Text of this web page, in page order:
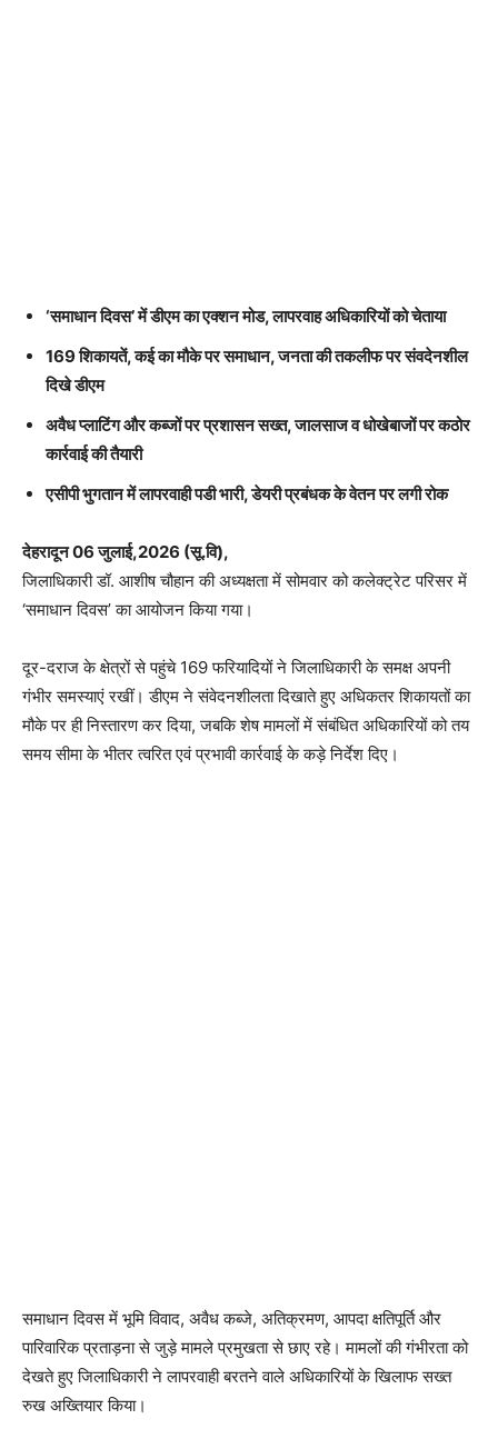
‘समाधान दिवस’ में डीएम का एक्शन मोड, लापरवाह अधिकारियों को चेताया
169 शिकायतें, कई का मौके पर समाधान, जनता की तकलीफ पर संवदेनशील
दिखे डीएम
अवैध प्लाटिंग और कब्जों पर प्रशासन सख्त, जालसाज व धोखेबाजों पर कठोर
कार्रवाई की तैयारी
एसीपी भुगतान में लापरवाही पडी भारी, डेयरी प्रबंधक के वेतन पर लगी रोक
देहरादून 06 जुलाई,2026 (सू.वि),
जिलाधिकारी डॉ. आशीष चौहान की अध्यक्षता में सोमवार को कलेक्ट्रेट परिसर में
‘समाधान दिवस’ का आयोजन किया गया।
दूर-दराज के क्षेत्रों से पहुंचे 169 फरियादियों ने जिलाधिकारी के समक्ष अपनी
गंभीर समस्याएं रखीं। डीएम ने संवेदनशीलता दिखाते हुए अधिकतर शिकायतों का
मौके पर ही निस्तारण कर दिया, जबकि शेष मामलों में संबंधित अधिकारियों को तय
समय सीमा के भीतर त्वरित एवं प्रभावी कार्रवाई के कड़े निर्देश दिए।
समाधान दिवस में भूमि विवाद, अवैध कब्जे, अतिक्रमण, आपदा क्षतिपूर्ति और
पारिवारिक प्रताड़ना से जुड़े मामले प्रमुखता से छाए रहे। मामलों की गंभीरता को
देखते हुए जिलाधिकारी ने लापरवाही बरतने वाले अधिकारियों के खिलाफ सख्त
रुख अख्तियार किया।